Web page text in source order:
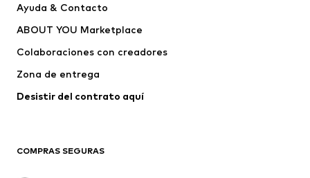
Pantalones
Ropa interior
Jerséis y cárdigans
Trajes y chaquetas
Ayuda & Contacto
ABOUT YOU Marketplace
Colaboraciones con creadores
Zona de entrega
Desistir del contrato aquí
COMPRAS SEGURAS